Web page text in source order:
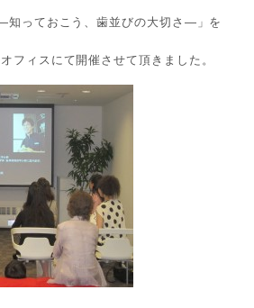
っておこう、歯並びの大切さ―」を
フィスにて開催させて頂きました。